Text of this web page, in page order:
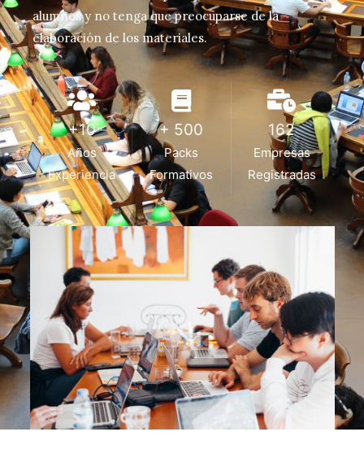
alumnos y no tenga que preocuparse de la
elaboración de los materiales.
+10
Años
Experiencia
+ 500
Packs
Formativos
162
Empresas
Registradas